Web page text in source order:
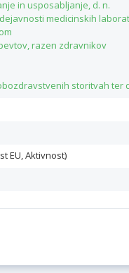
in usposabljanje, d. n.
medicinskih
razen zdravnikov
storitvah ter
EU, Aktivnost)